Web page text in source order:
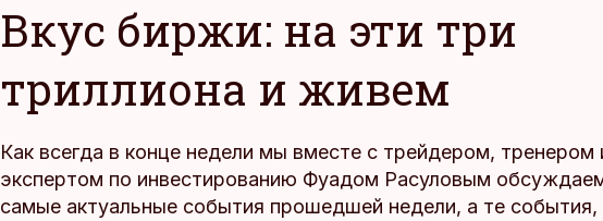
Вкус биржи: на эти три
триллиона и живем
Как всегда в конце недели мы вместе с трейдером, тренером
экспертом по инвестированию Фуадом Расуловым
самые актуальные события прошедшей недели, а те